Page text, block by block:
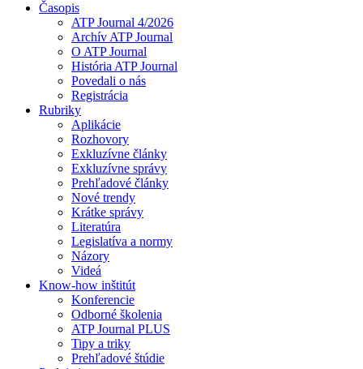
Časopis
ATP Journal 4/2026
Archív ATP Journal
O ATP Journal
História ATP Journal
Povedali o nás
Registrácia
Rubriky
Aplikácie
Rozhovory
Exkluzívne články
Exkluzívne správy
Prehľadové články
Nové trendy
Krátke správy
Literatúra
Legislatíva a normy
Názory
Videá
Know-how inštitút
Konferencie
Odborné školenia
ATP Journal PLUS
Tipy a triky
Prehľadové štúdie